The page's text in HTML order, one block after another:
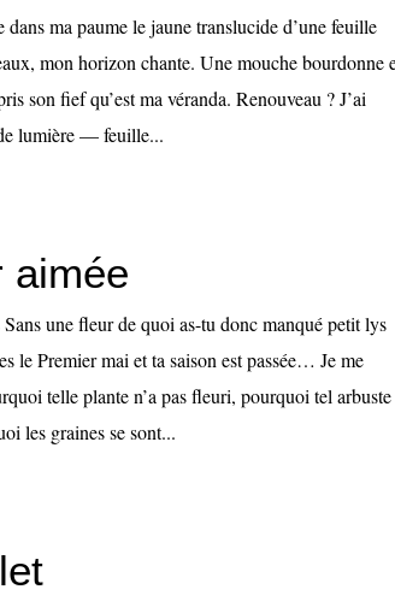
ma paume le jaune translucide d’une feuille
mon horizon chante. Une mouche bourdonne
son fief qu’est ma véranda. Renouveau ? J’ai
lumière — feuille...
aimée
une fleur de quoi as-tu donc manqué petit lys
le Premier mai et ta saison est passée… Je me
telle plante n’a pas fleuri, pourquoi tel arbuste
les graines se sont...